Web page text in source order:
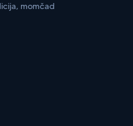
momčad